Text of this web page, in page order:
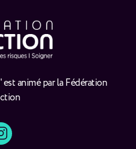
animé par la Fédération